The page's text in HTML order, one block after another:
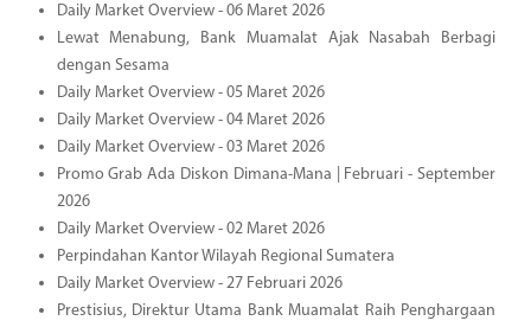
Daily Market Overview - 06 Maret 2026
Lewat Menabung, Bank Muamalat Ajak Nasabah Berbagi
dengan Sesama
Daily Market Overview - 05 Maret 2026
Daily Market Overview - 04 Maret 2026
Daily Market Overview - 03 Maret 2026
Promo Grab Ada Diskon Dimana-Mana | Februari - September
2026
Daily Market Overview - 02 Maret 2026
Perpindahan Kantor Wilayah Regional Sumatera
Daily Market Overview - 27 Februari 2026
Prestisius, Direktur Utama Bank Muamalat Raih Penghargaan